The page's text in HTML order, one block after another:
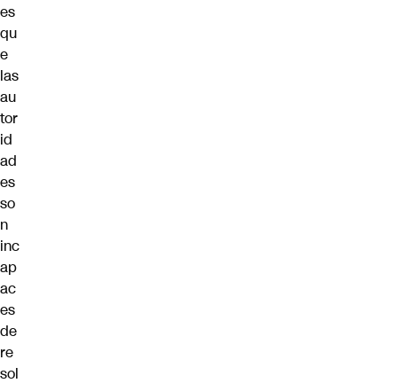
es
qu
e
las
au
tor
id
ad
es
so
n
inc
ap
ac
es
de
re
sol